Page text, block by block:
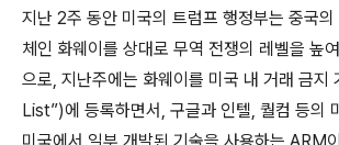
지난 2주 동안 미국의 트럼프 행정부는 중국의
체인 화웨이를 상대로 무역 전쟁의 레벨을 높
으로, 지난주에는 화웨이를 미국 내 거래 금
List”)에 등록하면서, 구글과 인텔, 퀄컴 등의